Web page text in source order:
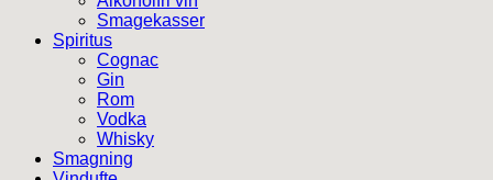
Smagekasser
Spiritus
Cognac
Gin
Rom
Vodka
Whisky
Smagning